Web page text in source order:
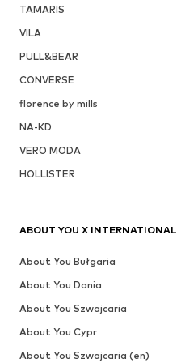
TAMARIS
VILA
PULL&BEAR
CONVERSE
florence by mills
NA-KD
VERO MODA
HOLLISTER
ABOUT YOU X INTERNATIONAL
About You Bułgaria
About You Dania
About You Szwajcaria
About You Cypr
About You Szwajcaria (en)